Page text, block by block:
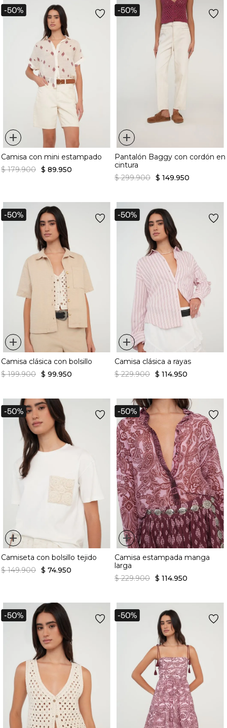
+
Camisa con mini estampado
$ 179.900 $ 89.950
+
Pantalón Baggy con cordón en
cintura
$ 299.900 $ 149.950
+
Camisa clásica con bolsillo
$ 199.900 $ 99.950
+
Camisa clásica a rayas
$ 229.900 $ 114.950
+
Camiseta con bolsillo tejido
$ 149.900 $ 74.950
+
Camisa estampada manga
larga
$ 229.900 $ 114.950